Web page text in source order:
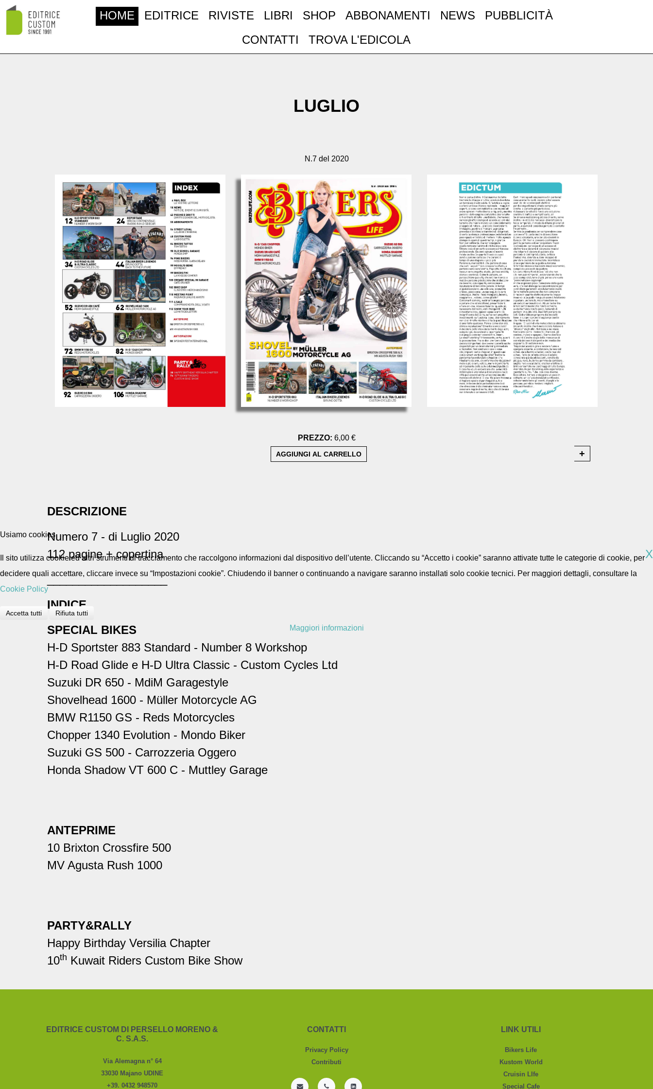
HOME EDITRICE RIVISTE LIBRI SHOP ABBONAMENTI NEWS
PUBBLICITÀ
CONTATTI
TROVA L'EDICOLA
LUGLIO
N.7 del 2020
PREZZO: 6,00 €
DESCRIZIONE
Numero 7 - di Luglio 2020
112 pagine + copertina
___________________
INDICE
SPECIAL BIKES
H-D Sportster 883 Standard - Number 8 Workshop
H-D Road Glide e H-D Ultra Classic - Custom Cycles Ltd
Suzuki DR 650 - MdiM Garagestyle
Shovelhead 1600 - Müller Motorcycle AG
BMW R1150 GS - Reds Motorcycles
Chopper 1340 Evolution - Mondo Biker
Suzuki GS 500 - Carrozzeria Oggero
Honda Shadow VT 600 C - Muttley Garage
ANTEPRIME
10 Brixton Crossfire 500
MV Agusta Rush 1000
PARTY&RALLY
Happy Birthday Versilia Chapter
10th Kuwait Riders Custom Bike Show
EDITRICE CUSTOM DI PERSELLO MORENO &
C. S.A.S.
Via Alemagna n° 64
33030 Majano UDINE
+39. 0432 948570
CONTATTI
Privacy Policy
Contributi
LINK UTILI
Bikers Life
Kustom World
Cruisin LIfe
Special Cafe
Usiamo cookies
X
Il sito utilizza cookie ed altri strumenti di tracciamento che raccolgono informazioni dal dispositivo dell’utente. Cliccando su “Accetto i cookie” saranno attivate tutte le categorie di cookie, per
decidere quali accettare, cliccare invece su “Impostazioni cookie”. Chiudendo il banner o continuando a navigare saranno installati solo cookie tecnici. Per maggiori dettagli, consultare la
Cookie Policy
Accetta tutti Rifiuta tutti
Maggiori informazioni